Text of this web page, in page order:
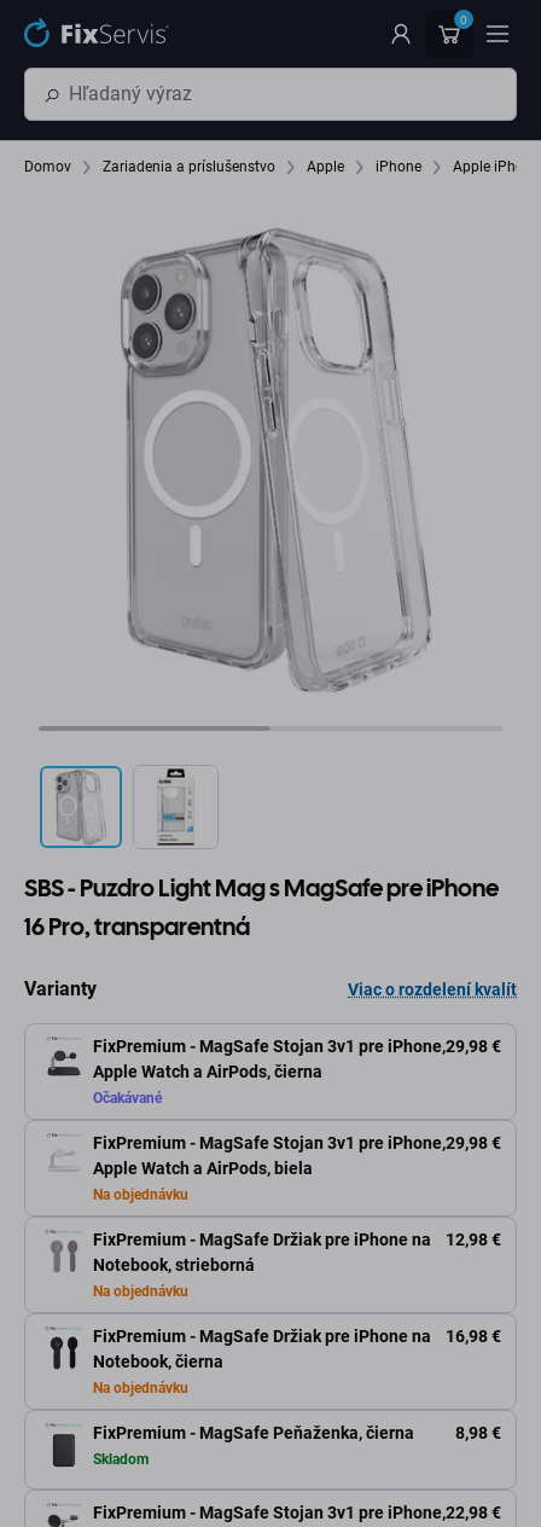
Preskočiť na hlavný obsah 0
Domov Zariadenia a príslušenstvo Apple iPhone Apple
SBS - Puzdro Light Mag s MagSafe pre iPhone
16 Pro, transparentná
Varianty Viac o rozdelení kvalít
FixPremium - MagSafe Stojan 3v1 pre iPhone,
Apple Watch a AirPods, čierna
29,98 €
Očakávané
FixPremium - MagSafe Stojan 3v1 pre iPhone,
Apple Watch a AirPods, biela
29,98 €
Na objednávku
FixPremium - MagSafe Držiak pre iPhone na
Notebook, strieborná
12,98 €
Na objednávku
FixPremium - MagSafe Držiak pre iPhone na
Notebook, čierna
16,98 €
Na objednávku
FixPremium - MagSafe Peňaženka, čierna 8,98 €
Skladom
FixPremium - MagSafe Stojan 3v1 pre iPhone,22,98 €